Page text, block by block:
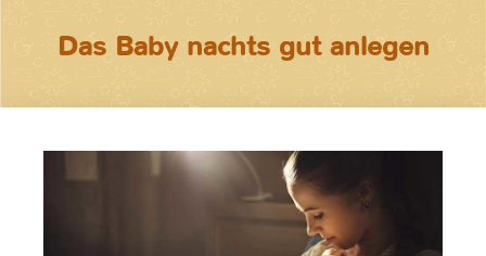
Das Baby nachts gut anlegen